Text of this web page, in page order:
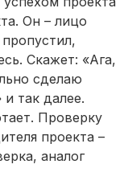
Он – лицо
Скажет: «Ага,
сделаю
так далее.
Проверку
проекта –
аналог